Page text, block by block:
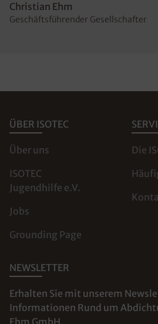
Christian Ehm
Geschäftsführender Gesellschafter
ÜBER ISOTEC
Über uns
ISOTEC
Jugendhilfe e.V.
Jobs
Grounding Page
Die
NEWSLETTER
Erhalten Sie mit unserem
Informationen Rund um
Ehm GmbH.